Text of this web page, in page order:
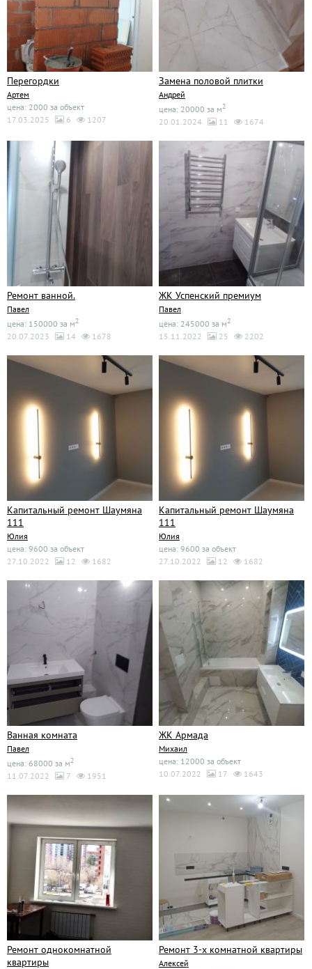
Перегордки
Артем
цена: 2000 за объект
17.03.2025
6 1207
Замена половой плитки
Андрей
цена: 20000 за м2
20.01.2024 11 1674
Ремонт ванной.
Павел
цена: 150000 за м2
20.07.2023 14 1678
ЖК Успенский премиум
Павел
цена: 245000 за м2
15.11.2022 25 2202
Капитальный ремонт Шаумяна
111
Юлия
цена: 9600 за объект
27.10.2022
12 1682
Капитальный ремонт Шаумяна
111
Юлия
цена: 9600 за объект
27.10.2022
12 1682
Ванная комната
Павел
цена: 68000 за м2
11.07.2022 7 1951
ЖК Армада
Михаил
цена: 12000 за объект
10.07.2022
17 1643
Ремонт однокомнатной
квартиры
Ремонт 3-х комнатной квартиры
Алексей